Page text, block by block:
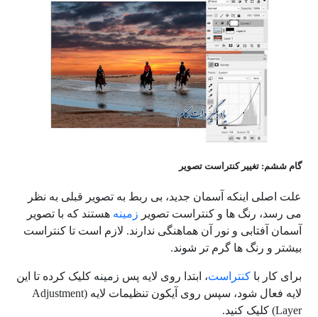
گام ششم: تغییر کنتراست تصویر
علت اصلی اینکه آسمان جدید، بی ربط به تصویر قبلی به نظر
می رسد، رنگ ها و کنتراست تصویر زمینه هستند که با تصویر
آسمان آفتابی و نور آن هماهنگی ندارند. لازم است تا کنتراست
بیشتر و رنگ ها گرم تر شوند.
برای کار با کنتراست، ابتدا روی لایه پس زمینه کلیک کرده تا این
لایه فعال شود، سپس روی آیکون تنظیمات لایه (Adjustment
Layer) کلیک کنید.